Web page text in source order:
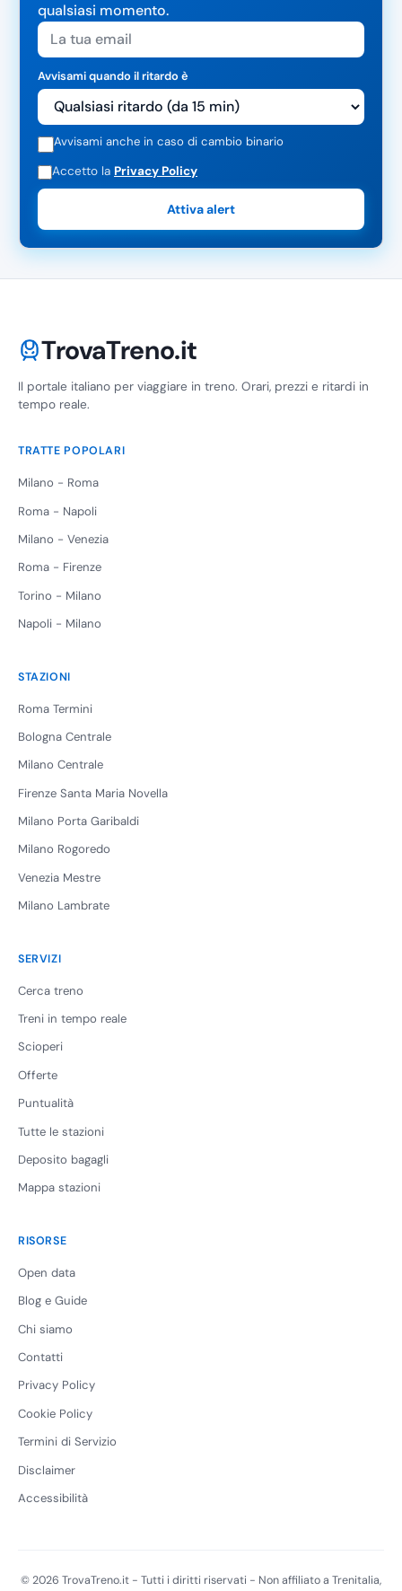
qualsiasi momento.
Avvisami quando il ritardo è
Avvisami anche in caso di cambio binario
Accetto la Privacy Policy
Attiva alert
TrovaTreno.it
Il portale italiano per viaggiare in treno. Orari, prezzi e ritardi in
tempo reale.
TRATTE POPOLARI
Milano - Roma
Roma - Napoli
Milano - Venezia
Roma - Firenze
Torino - Milano
Napoli - Milano
STAZIONI
Roma Termini
Bologna Centrale
Milano Centrale
Firenze Santa Maria Novella
Milano Porta Garibaldi
Milano Rogoredo
Venezia Mestre
Milano Lambrate
SERVIZI
Cerca treno
Treni in tempo reale
Scioperi
Offerte
Puntualità
Tutte le stazioni
Deposito bagagli
Mappa stazioni
RISORSE
Open data
Blog e Guide
Chi siamo
Contatti
Privacy Policy
Cookie Policy
Termini di Servizio
Disclaimer
Accessibilità
© 2026 TrovaTreno.it - Tutti i diritti riservati - Non affiliato a Trenitalia,